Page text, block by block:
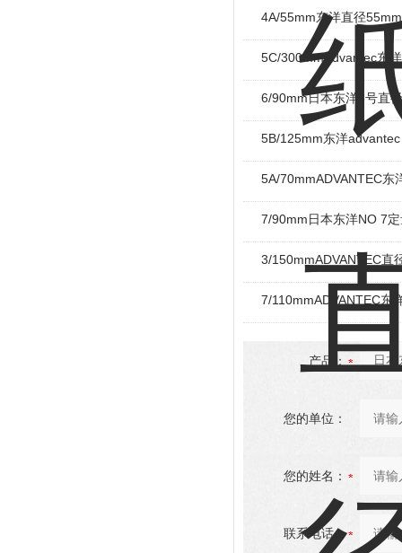
4A/55mm东洋直径
5C/300mmAdvantec东
6/90mm日本东洋6号直
5B/125mm东洋
5A/70mmADVANTEC东
7/90mm日本东洋NO 7
3/150mmADVANTEC直
7/110mmADVANTEC东
产品：
您的单位：
您的姓名：
联系电话：